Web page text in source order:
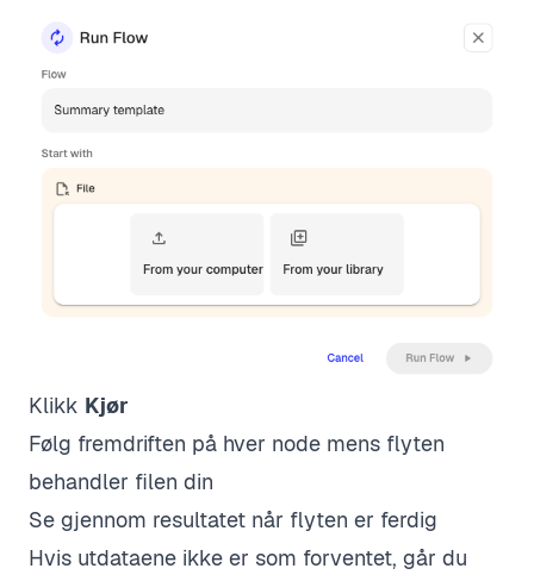
Klikk Kjør
Følg fremdriften på hver node mens flyten
behandler filen din
Se gjennom resultatet når flyten er ferdig
Hvis utdataene ikke er som forventet, går du